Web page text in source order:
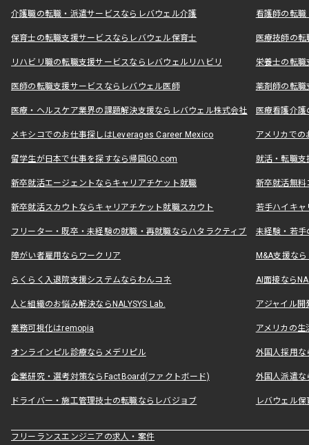
介護職の転職・派遣サービスならレバウェル介護 看護師の転
保育士の転職支援サービスならレバウェル保育士 医療技師の
リハビリ職の転職支援サービスならレバウェルリハビリ 栄養士の転
医師の転職支援サービスならレバウェル医師 薬剤師の転
医療・ヘルスケア業界の課題解決支援ならレバウェル株式会社 医療看護介
メキシコでのお仕事探しはLeverages Career Mexico アメリカで
留学生が日本で仕事を探すなら帰国GO.com 就活・転職
新卒就活エージェントならキャリアチケット就職 新卒就活無料
新卒就活スカウトならキャリアチケット就職スカウト 若手ハイキ
フリーター・既卒・未経験の就職・再就職ならハタラクティブ 未経験・若手
障がい者雇用ならワークリア M&A支援な
らくらく入退院支援システムならわんコネ AI面接なら
人と組織のお悩み解決ならNALYSYS Lab. アジャイル
業務可視化はremopia アメリカの
オンラインピル診療ならメデリピル 外国人採用
企業研究・選考対策ならFactBoard(ファクトボード) 外国人派遣な
ドライバー・施工管理技士の転職ならレバジョブ レバウェル
フリーランスエンジニアの求人・案件